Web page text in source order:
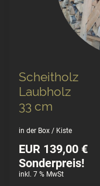
Scheitholz
Laubholz
33 cm
in der Box / Kiste
EUR 139,00 €
Sonderpreis!
inkl. 7 % MwSt